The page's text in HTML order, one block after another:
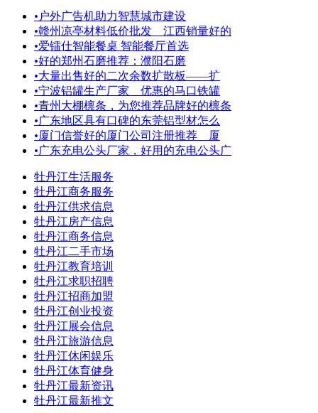
• 户外广告机助力智慧城市建设
•赣州凉亭材料低价批发＿江西销量好的
•爱镭仕智能餐桌 智能餐厅首选
•好的郑州石磨推荐：濮阳石磨
•大量出售好的二次余数扩散板——扩
•宁波铝罐生产厂家＿优惠的马口铁罐
•青州大棚檩条，为您推荐品牌好的檩条
•广东地区具有口碑的东莞铝型材怎么
•厦门信誉好的厦门公司注册推荐 厦
•广东充电公头厂家，好用的充电公头广
牡丹江生活服务
牡丹江商务服务
牡丹江供求信息
牡丹江房产信息
牡丹江商务信息
牡丹江二手市场
牡丹江教育培训
牡丹江求职招聘
牡丹江招商加盟
牡丹江创业投资
牡丹江展会信息
牡丹江旅游信息
牡丹江休闲娱乐
牡丹江体育健身
牡丹江最新资讯
牡丹江最新推文